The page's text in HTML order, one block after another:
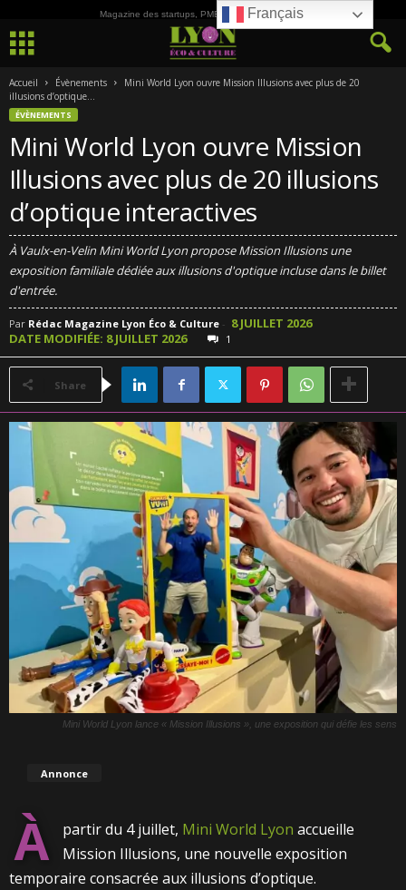
Magazine des startups, PME, ETI et de la Culture
Accueil Évènements
Mini World Lyon ouvre Mission Illusions avec plus de 20
illusions d’optique...
ÉVÈNEMENTS
Mini World Lyon ouvre Mission
Illusions avec plus de 20 illusions
d’optique interactives
À Vaulx-en-Velin Mini World Lyon propose Mission Illusions une
exposition familiale dédiée aux illusions d'optique incluse dans le billet
d'entrée.
Par Rédac Magazine Lyon Éco & Culture - 8 JUILLET 2026
DATE MODIFIÉE: 8 JUILLET 2026
1
Share
Mini World Lyon lance « Mission Illusions », une exposition qui défie les sens
Annonce
À partir du 4 juillet, Mini World Lyon accueille
Mission Illusions, une nouvelle exposition
temporaire consacrée aux illusions d’optique.
Français